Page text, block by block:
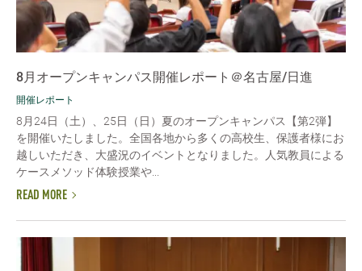
8月オープンキャンパス開催レポート＠名古屋/日進
開催レポート
8月24日（土）、25日（日）夏のオープンキャンパス【第2弾】
を開催いたしました。全国各地から多くの高校生、保護者様にお
越しいただき、大盛況のイベントとなりました。人気教員による
ケースメソッド体験授業や...
READ MORE